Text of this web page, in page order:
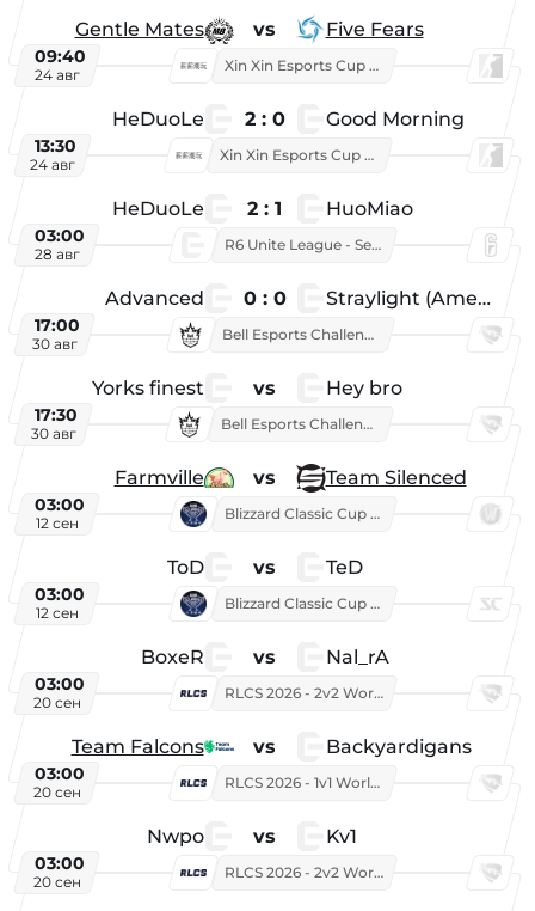
Gentle Mates vs Five Fears
09:40
24 авг
Xin Xin Esports Cup 2025
HeDuoLe 2 : 0 Good Morning
13:30
24 авг
Xin Xin Esports Cup 2026
HeDuoLe 2 : 1 HuoMiao
03:00
28 авг
R6 Unite League - Season 1
Advanced 0 : 0 Straylight (American team)
17:00
30 авг
Bell Esports Challenge 2026
Yorks finest vs Hey bro
17:30
30 авг
Bell Esports Challenge 2026
Farmville vs Team Silenced
03:00
12 сен
Blizzard Classic Cup 2026
ToD vs TeD
03:00
12 сен
Blizzard Classic Cup 2026
BoxeR vs Nal_rA
03:00
20 сен
RLCS 2026 - 2v2 World Championship
Team Falcons vs Backyardigans
03:00
20 сен
RLCS 2026 - 1v1 World Championship
Nwpo vs Kv1
03:00
20 сен
RLCS 2026 - 2v2 World Championship